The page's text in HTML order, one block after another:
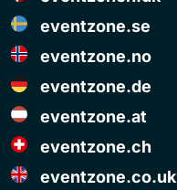
eventzone.se
eventzone.no
eventzone.de
eventzone.at
eventzone.ch
eventzone.co.uk